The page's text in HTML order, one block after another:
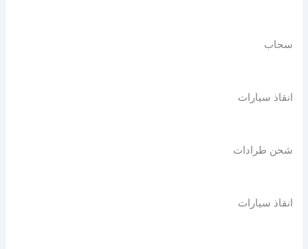
سحاب
انقاذ سيارات
شحن طرادات
انقاذ سيارات